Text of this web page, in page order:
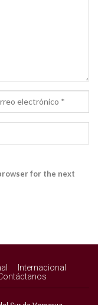
for the next
Internacional